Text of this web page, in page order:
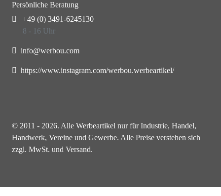
Persönliche Beratung
+49 (0) 3491-6245130
8 - 16 Uhr
info@werbou.com
https://www.instagram.com/werbou.werbeartikel/
© 2011 - 2026. Alle Werbeartikel nur für Industrie, Handel,
Handwerk, Vereine und Gewerbe. Alle Preise verstehen sich
zzgl. MwSt. und Versand.